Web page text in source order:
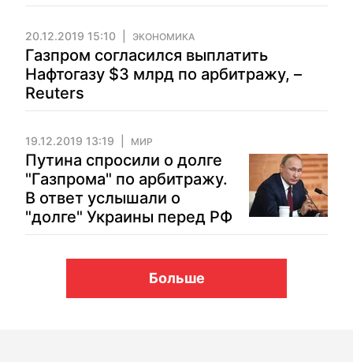
20.12.2019 15:10 ЭКОНОМИКА
Газпром согласился выплатить
Нафтогазу $3 млрд по арбитражу, –
Reuters
19.12.2019 13:19 МИР
Путина спросили о долге
"Газпрома" по арбитражу.
В ответ услышали о
"долге" Украины перед РФ
Больше